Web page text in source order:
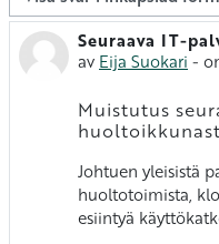
Seuraava IT-
av Eija Suokari -
Antal svar: 0
Muistutus
Johtuen yleisistä
huoltotoimista,
esiintyä